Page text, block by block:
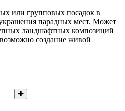
или групповых посадок в
парадных мест. Может
ландшафтных композиций
создание живой